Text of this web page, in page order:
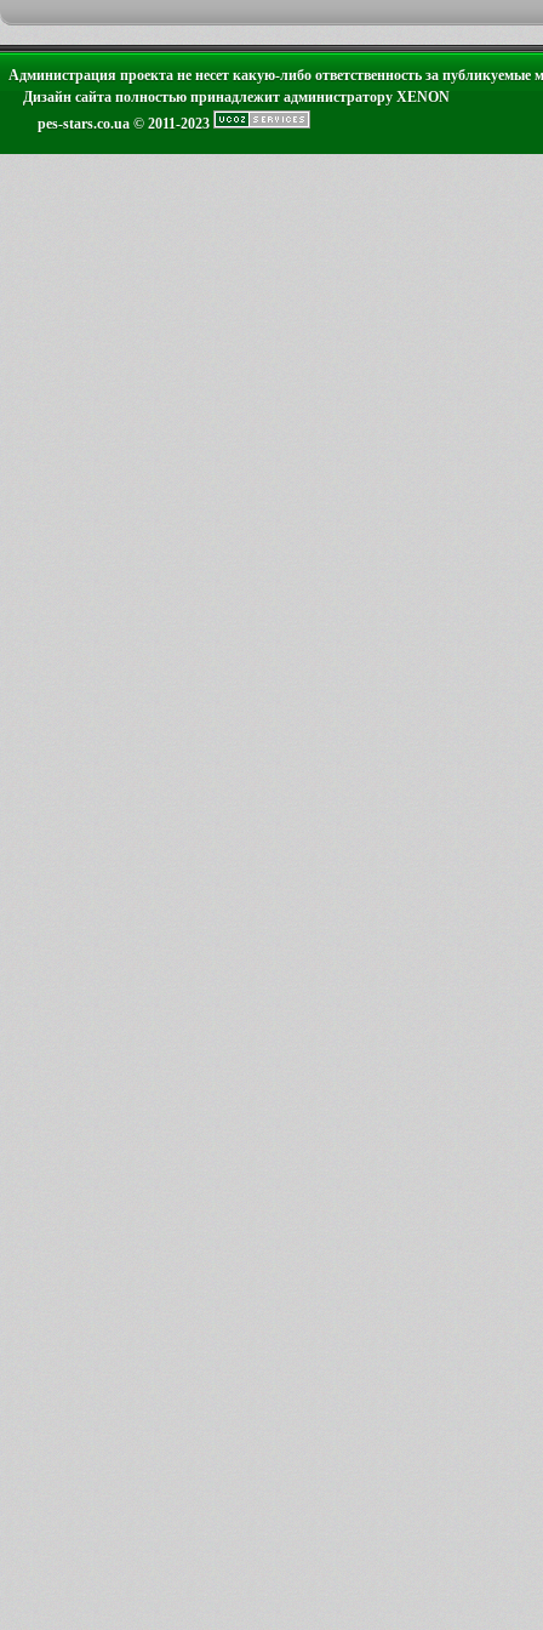
Администрация проекта не несет какую-либо ответственность за публикуемые
Дизайн сайта полностью принадлежит администратору XENON
pes-stars.co.ua © 2011-2023